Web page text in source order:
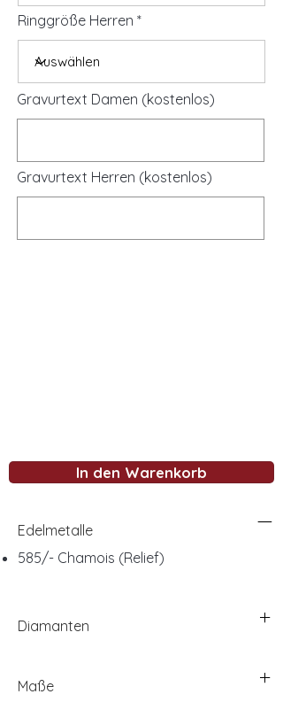
Ringgröße Herren
Gravurtext Damen (kostenlos)
Gravurtext Herren (kostenlos)
In den Warenkorb
Edelmetalle
585/- Chamois (Relief)
Diamanten
Maße